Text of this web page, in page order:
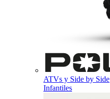
ATVs y Side by Side
Infantiles